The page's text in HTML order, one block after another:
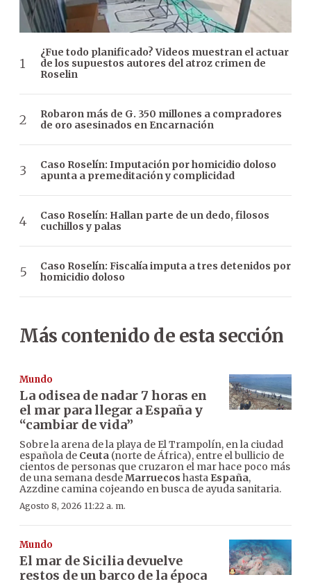
¿Fue todo planificado? Videos muestran el actuar
de los supuestos autores del atroz crimen de
Roselin
Robaron más de G. 350 millones a compradores
de oro asesinados en Encarnación
Caso Roselín: Imputación por homicidio doloso
apunta a premeditación y complicidad
Caso Roselín: Hallan parte de un dedo, filosos
cuchillos y palas
Caso Roselín: Fiscalía imputa a tres detenidos por
homicidio doloso
Más contenido de esta sección
Mundo
La odisea de nadar 7 horas en
el mar para llegar a España y
“cambiar de vida”
Sobre la arena de la playa de El Trampolín, en la ciudad
española de Ceuta (norte de África), entre el bullicio de
cientos de personas que cruzaron el mar hace poco más
de una semana desdeMarruecos hasta España,
Azzdine camina cojeando en busca de ayuda sanitaria.
Agosto 8, 2026 11:22 a. m.
Mundo
El mar de Sicilia devuelve
restos de un barco de la época